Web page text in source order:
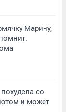
Марину,
со
и может